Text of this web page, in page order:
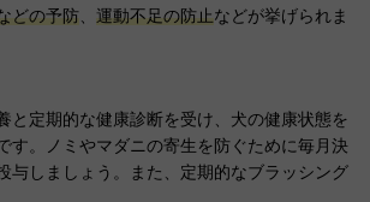
どの予防
運動不足の防止などが挙げられま
と定期的な健康診断を受け、犬の健康状態を
す。ノミやマダニの寄生を防ぐために毎月決
与しましょう。また、定期的なブラッシング